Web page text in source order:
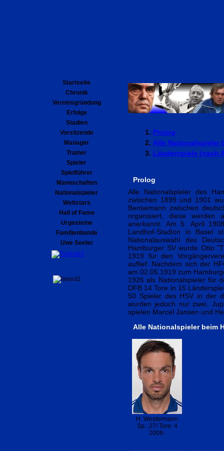
Startseite
Chronik
Vereinsgründung
Erfolge
Stadien
Vorsitzende
Manager
Trainer
Spieler
Spielführer
Mannschaften
Nationalspieler
Weltstars
Hall of Fame
Urgesteine
Familienbande
Uwe Seeler
Prolog
Alle Nationalspieler
Länderspiele (nach
Prolog
Alle Nationalspieler des
zwischen 1899 und 1901
Bensemann zwischen
organisiert, diese werden
anerkannt. Am 5. April
Landhof-Stadion in Basel
Nationalauswahl des
Hamburger SV wurde Otto
1919 für den
auflief. Nachdem sich der
am 02.06.1919 zum
1926 als Nationalspieler für
DFB 14 Tore in 15
50 Spieler des HSV in der
wurden jedoch nur zwei.
spielen Marcel Jansen und
Alle Nationalspieler beim
H. Westermann
Sp.: 27/ Tore: 4
2008-